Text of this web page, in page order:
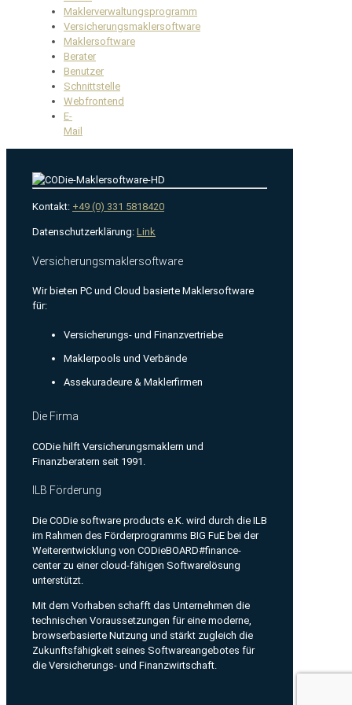
Maklerverwaltungsprogramm
Versicherungsmaklersoftware
Maklersoftware
Berater
Benutzer
Schnittstelle
Webfrontend
E-
Mail
Kontakt: +49 (0) 331 5818420
Datenschutzerklärung: Link
Versicherungsmaklersoftware
Wir bieten PC und Cloud basierte Maklersoftware
für:
Versicherungs- und Finanzvertriebe
Maklerpools und Verbände
Assekuradeure & Maklerfirmen
Die Firma
CODie hilft Versicherungsmaklern und
Finanzberatern seit 1991.
ILB Förderung
Die CODie software products e.K. wird durch die ILB
im Rahmen des Förderprogramms BIG FuE bei der
Weiterentwicklung von CODieBOARD#finance-
center zu einer cloud-fähigen Softwarelösung
unterstützt.
Mit dem Vorhaben schafft das Unternehmen die
technischen Voraussetzungen für eine moderne,
browserbasierte Nutzung und stärkt zugleich die
Zukunftsfähigkeit seines Softwareangebotes für
die Versicherungs- und Finanzwirtschaft.